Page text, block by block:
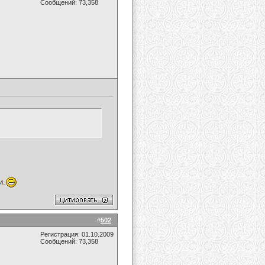
Сообщений: 73,358
#502
Регистрация: 01.10.2009
Сообщений: 73,358